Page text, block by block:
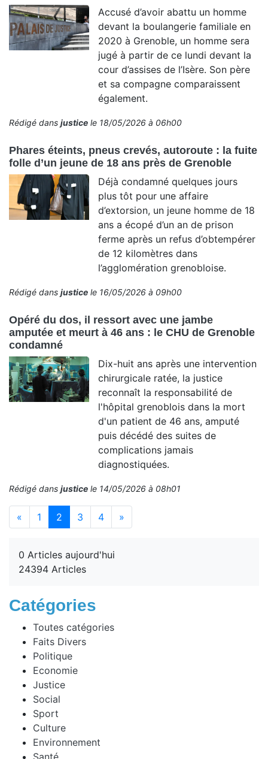
0 Articles aujourd'hui
24394 Articles
Catégories
Toutes catégories
Faits Divers
Politique
Economie
Justice
Social
Sport
Culture
Environnement
Santé
Accusé d’avoir abattu un homme
devant la boulangerie familiale en
2020 à Grenoble, un homme sera
jugé à partir de ce lundi devant la
cour d’assises de l’Isère. Son père
et sa compagne comparaissent
également.
Rédigé dans justice le 18/05/2026 à 06h00
Phares éteints, pneus crevés, autoroute : la fuite
folle d’un jeune de 18 ans près de Grenoble
Déjà condamné quelques jours
plus tôt pour une affaire
d’extorsion, un jeune homme de 18
ans a écopé d’un an de prison
ferme après un refus d’obtempérer
de 12 kilomètres dans
l’agglomération grenobloise.
Rédigé dans justice le 16/05/2026 à 09h00
Opéré du dos, il ressort avec une jambe
amputée et meurt à 46 ans : le CHU de Grenoble
condamné
Dix-huit ans après une intervention
chirurgicale ratée, la justice
reconnaît la responsabilité de
l'hôpital grenoblois dans la mort
d'un patient de 46 ans, amputé
puis décédé des suites de
complications jamais
diagnostiquées.
Rédigé dans justice le 14/05/2026 à 08h01
« 1 2 (current)
3 4 »